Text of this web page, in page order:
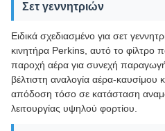
Σετ γεννητριών
Ειδικά σχεδιασμένο για σετ
κινητήρα Perkins, αυτό το φίλτρο
παροχή αέρα για συνεχή παραγωγή
βέλτιστη αναλογία αέρα-καυσίμου
απόδοση τόσο σε κατάσταση
λειτουργίας υψηλού φορτίου.